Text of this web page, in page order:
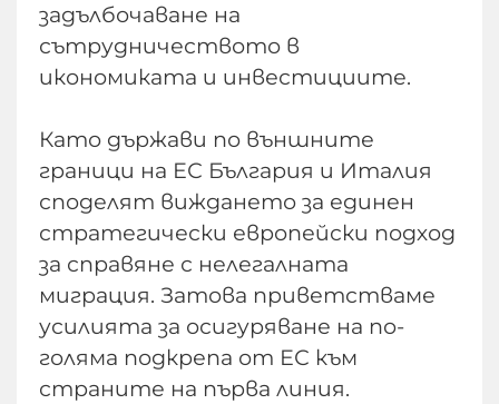
задълбочаване на
сътрудничеството в
икономиката и инвестициите.
Като държави по външните
граници на ЕС България и Италия
споделят виждането за единен
стратегически европейски подход
за справяне с нелегалната
миграция. Затова приветстваме
усилията за осигуряване на по-
голяма подкрепа от ЕС към
страните на първа линия.